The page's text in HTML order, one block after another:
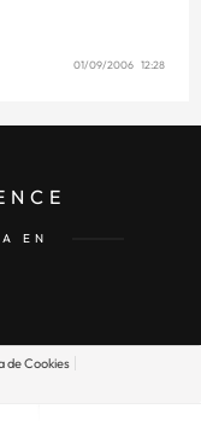
01/09/2006 12:28
EN
de Cookies